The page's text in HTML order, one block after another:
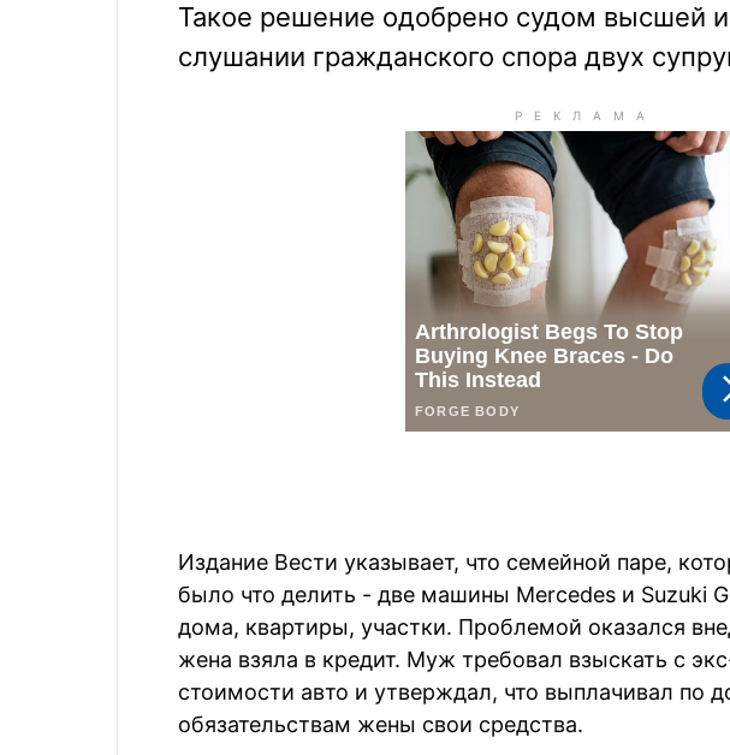
Такое решение одобрено судом высшей
слушании гражданского спора двух
Издание Вести указывает, что семейной паре,
было что делить - две машины Mercedes и Suzuki
дома, квартиры, участки. Проблемой оказался
жена взяла в кредит. Муж требовал взыскать с
стоимости авто и утверждал, что выплачивал по
обязательствам жены свои средства.